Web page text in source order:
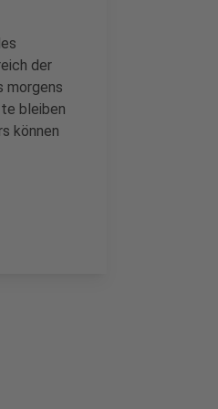
der
morgens
bleiben
können